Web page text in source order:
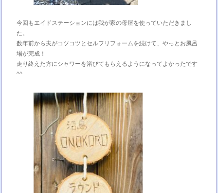
今回もエイドステーションには我が家の母屋を使っていただきまし
た。
数年前から夫がコツコツとセルフリフォームを続けて、やっとお風呂
場が完成！
走り終えた方にシャワーを浴びてもらえるようになってよかったです
^^